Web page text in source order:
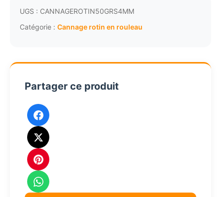
naturelle
largeur
rouleau
50gr
UGS : CANNAGEROTIN50GRS4MM
Catégorie : Cannage rotin en rouleau
Partager ce produit